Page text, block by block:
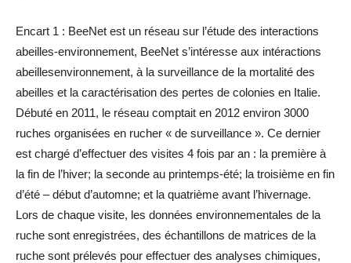
Encart 1 : BeeNet est un réseau sur l’étude des interactions
abeilles-environnement, BeeNet s’intéresse aux intéractions
abeillesenvironnement, à la surveillance de la mortalité des
abeilles et la caractérisation des pertes de colonies en Italie.
Débuté en 2011, le réseau comptait en 2012 environ 3000
ruches organisées en rucher « de surveillance ». Ce dernier
est chargé d’effectuer des visites 4 fois par an : la première à
la fin de l’hiver; la seconde au printemps-été; la troisième en fin
d’été – début d’automne; et la quatrième avant l’hivernage.
Lors de chaque visite, les données environnementales de la
ruche sont enregistrées, des échantillons de matrices de la
ruche sont prélevés pour effectuer des analyses chimiques,